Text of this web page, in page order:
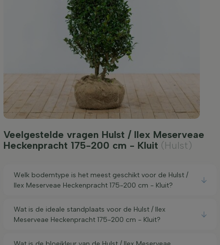
Veelgestelde vragen Hulst / Ilex Meserveae
Heckenpracht 175-200 cm - Kluit (Hulst)
Welk bodemtype is het meest geschikt voor de Hulst /
Ilex Meserveae Heckenpracht 175-200 cm - Kluit?
Wat is de ideale standplaats voor de Hulst / Ilex
Meserveae Heckenpracht 175-200 cm - Kluit?